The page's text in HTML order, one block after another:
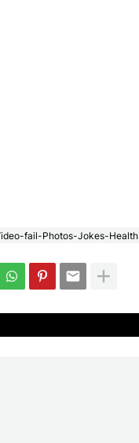
fail-Photos-Jokes-Health